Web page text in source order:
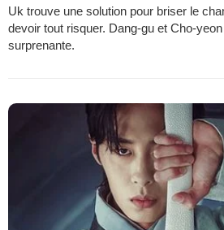
Uk trouve une solution pour briser le
devoir tout risquer. Dang-gu et Cho-
surprenante.